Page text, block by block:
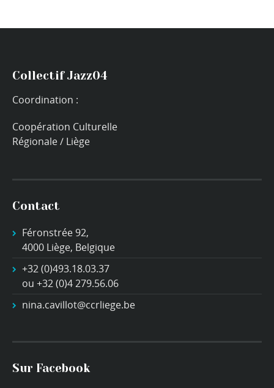
Collectif Jazz04
Coordination :
Coopération Culturelle
Régionale / Liège
Contact
Féronstrée 92,
4000 Liège, Belgique
+32 (0)493.18.03.37
ou +32 (0)4 279.56.06
nina.cavillot@ccrliege.be
Sur Facebook